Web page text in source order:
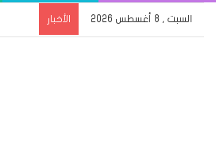
السبت , 8 أغسطس 2026 الأخبار